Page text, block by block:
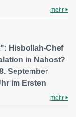
mehr
Hisbollah-Chef
in Nahost?
September
im Ersten
mehr